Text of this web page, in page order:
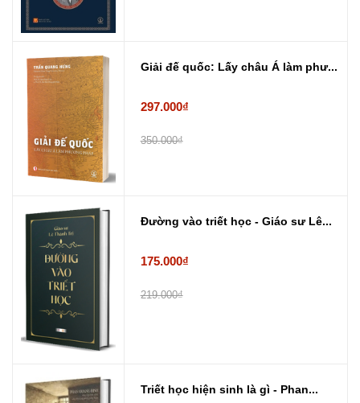
Giải đế quốc: Lấy châu Á làm phư...
297.000₫
350.000₫
Đường vào triết học - Giáo sư Lê...
175.000₫
219.000₫
Triết học hiện sinh là gì - Phan...